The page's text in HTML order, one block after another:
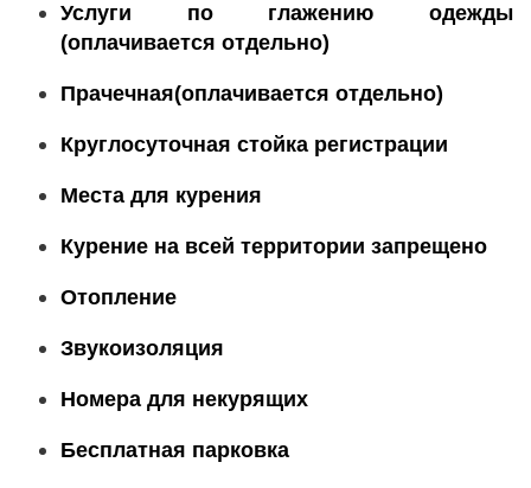
Услуги по глажению одежды
(оплачивается отдельно)
Прачечная(оплачивается отдельно)
Круглосуточная стойка регистрации
Места для курения
Курение на всей территории запрещено
Отопление
Звукоизоляция
Номера для некурящих
Бесплатная парковка